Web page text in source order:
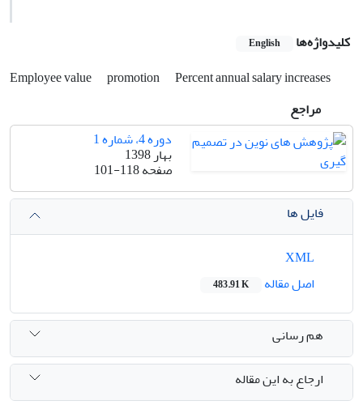
کلیدواژه‌ها English
Employee value promotion
Percent annual salary increases
مراجع
دوره 4، شماره 1
بهار 1398
صفحه101-118
فایل ها
اصل مقاله
483.91 K
هم رسانی
ارجاع به این مقاله